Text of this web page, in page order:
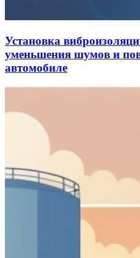
Установка
уменьшения шумов и
автомобиле